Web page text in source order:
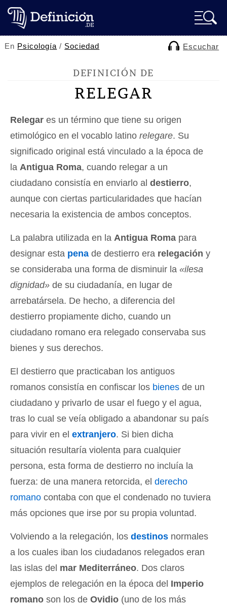
En Psicología / Sociedad Escuchar
DEFINICIÓN DE
RELEGAR
Relegar es un término que tiene su origen
etimológico en el vocablo latino relegare. Su
significado original está vinculado a la época de
la Antigua Roma, cuando relegar a un
ciudadano consistía en enviarlo al destierro,
aunque con ciertas particularidades que hacían
necesaria la existencia de ambos conceptos.
La palabra utilizada en la Antigua Roma para
designar esta pena de destierro era relegación y
se consideraba una forma de disminuir la «ilesa
dignidad» de su ciudadanía, en lugar de
arrebatársela. De hecho, a diferencia del
destierro propiamente dicho, cuando un
ciudadano romano era relegado conservaba sus
bienes y sus derechos.
El destierro que practicaban los antiguos
romanos consistía en confiscar los bienes de un
ciudadano y privarlo de usar el fuego y el agua,
tras lo cual se veía obligado a abandonar su país
para vivir en el extranjero. Si bien dicha
situación resultaría violenta para cualquier
persona, esta forma de destierro no incluía la
fuerza: de una manera retorcida, el derecho
romano contaba con que el condenado no tuviera
más opciones que irse por su propia voluntad.
Volviendo a la relegación, los destinos normales
a los cuales iban los ciudadanos relegados eran
las islas del mar Mediterráneo. Dos claros
ejemplos de relegación en la época del Imperio
romano son los de Ovidio (uno de los más